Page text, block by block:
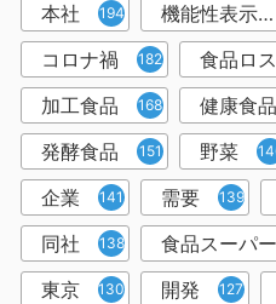
本社 194 機能性表示食品
コロナ禍 182 食品ロ
加工食品 168 健康食品
発酵食品 151 野菜
企業 141 需要 139
同社 138 食品スーパー
東京 130 開発 127